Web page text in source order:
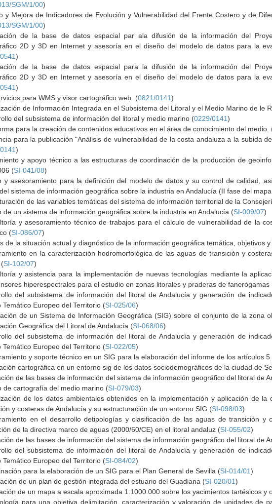
SGM/1/00)
y Mejora de Indicadores de Evolución y Vulnerabilidad del Frente Costero y de
SGM/1/00)
de la base de datos espacial par ala difusión de la información del
2D y 3D en Internet y asesoría en el diseño del modelo de datos para la
)
de la base de datos espacial para la difusión de la información del
2D y 3D en Internet y asesoría en el diseño del modelo de datos para la
)
para WMS y visor cartográfico web. (0821/0141)
de Información Integrada en el Subsistema del Litoral y el Medio Marino de le
del subsistema de información del litoral y medio marino (0229/0141)
para la creación de contenidos educativos en el área de conocimiento del medio.
para la publicación "Análisis de vulnerabilidad de la costa andaluza a la subida
)
y apoyo técnico a las estructuras de coordinación de la producción de
(SI-041/08)
y asesoramiento para la definición del modelo de datos y su control de calidad,
sistema de información geográfica sobre la industria en Andalucía (II fase del
de las variables temáticas del sistema de información territorial de la
de un sistema de información geográfica sobre la industria en Andalucía (SI-009/07)
y asesoramiento técnico de trabajos para el cálculo de vulnerabilidad de la
(SI-086/07)
de la situación actual y diagnóstico de la información geográfica temática, objetivos
en la caracterización hodromorfológica de las aguas de transición y
SI-102/07)
y asistencia para la implementación de nuevas tecnologías mediante la
hiperespectrales para el estudio en zonas litorales y praderas de fanerógamas
del subsistema de información del litoral de Andalucía y generación de
Temático Europeo del Territorio (SI-025/06)
de un Sistema de Información Geográfica (SIG) sobre el conjunto de la zona
Geográfica del Litoral de Andalucía (SI-068/06)
del subsistema de información del litoral de Andalucía y generación de
Temático Europeo del Territorio (SI-022/05)
y soporte técnico en un SIG para la elaboración del informe de los artículos
cartográfica en un entorno sig de los datos sociodemográficos de la ciudad de
de las bases de información del sistema de información geográfico del litoral de
de cartografía del medio marino (SI-079/03)
de los datos ambientales obtenidos en la implementación y aplicación de
y costeras de Andalucía y su estructuración de un entorno SIG (SI-098/03)
en el desarrollo detipologías y clasificación de las aguas de transición y
de la directiva marco de aguas (2000/60/CE) en el litoral andaluz (SI-055/02)
de las bases de información del sistema de información geográfico del litoral de
del subsistema de información del litoral de Andalucía y generación de
Temático Europeo del Territorio (SI-084/02)
para la elaboración de un SIG para el Plan General de Sevilla (SI-014/01)
de un plan de gestión integrada del estuario del Guadiana (SI-020/01)
de un mapa a escala aproximada 1:1000.000 sobre los yacimientos tartésicos y
para una objetiva delimitación, caracterización y valoración de unidades de